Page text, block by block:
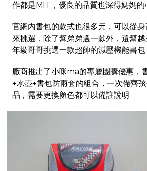
作都是MIT，優良的品質也深得媽媽的
官網內書包的款式也很多元，可以從
來挑選，除了幫弟弟選一款外，還幫
年級哥哥挑選一款超帥的減壓機能書包
廠商推出了小咪ma的專屬團購優惠，
+水壺+書包防雨套的組合，一次備齊
品，需要更換顏色都可以備註說明